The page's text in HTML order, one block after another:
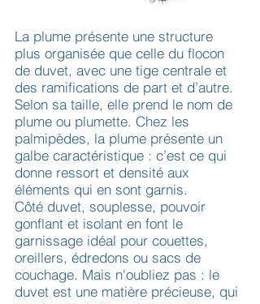
La plume présente une structure
plus organisée que celle du flocon
de duvet, avec une tige centrale et
des ramifications de part et d’autre.
Selon sa taille, elle prend le nom de
plume ou plumette. Chez les
palmipèdes, la plume présente un
galbe caractéristique : c’est ce qui
donne ressort et densité aux
éléments qui en sont garnis.
Côté duvet, souplesse, pouvoir
gonflant et isolant en font le
garnissage idéal pour couettes,
oreillers, édredons ou sacs de
couchage. Mais n'oubliez pas : le
duvet est une matière précieuse, qui